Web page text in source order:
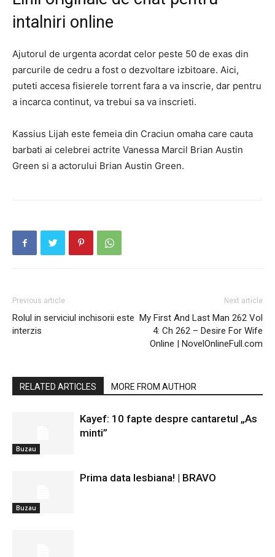
intalniri online
Ajutorul de urgenta acordat celor peste 50 de exas din
parcurile de cedru a fost o dezvoltare izbitoare. Aici,
puteti accesa fisierele torrent fara a va inscrie, dar pentru
a incarca continut, va trebui sa va inscrieti.
Kassius Lijah este femeia din Craciun omaha care cauta
barbati ai celebrei actrite Vanessa Marcil Brian Austin
Green si a actorului Brian Austin Green.
Previous article
Rolul in serviciul inchisorii este
interzis
Next article
My First And Last Man 262 Vol
4: Ch 262 – Desire For Wife
Online | NovelOnlineFull.com
RELATED ARTICLES MORE FROM AUTHOR
Buzau
Kayef: 10 fapte despre cantaretul „As
minti”
Buzau
Prima data lesbiana! | BRAVO